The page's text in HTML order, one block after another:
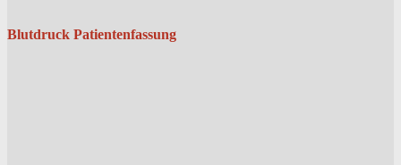
Blutdruck Patientenfassung